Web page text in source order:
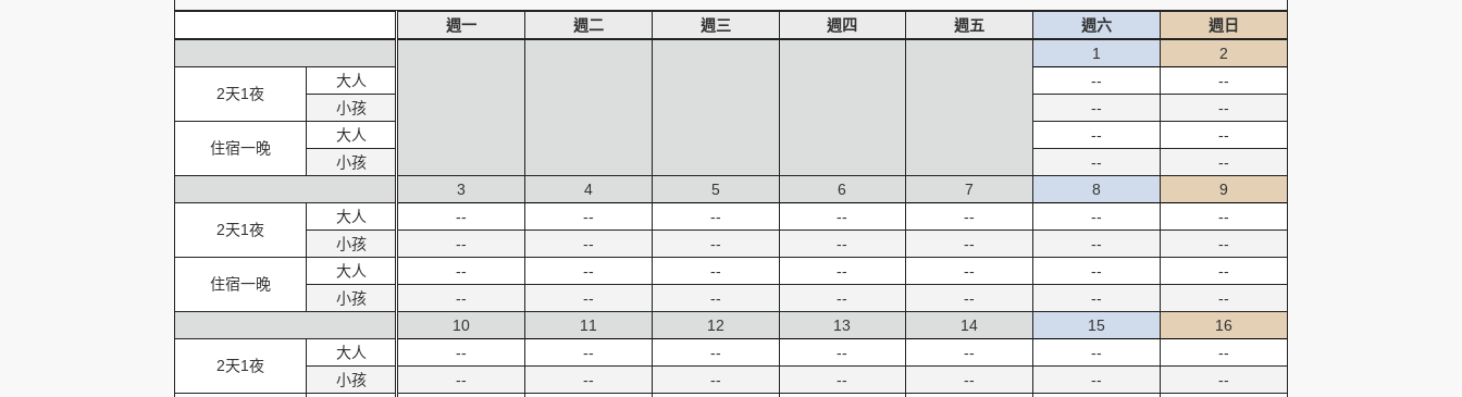
2天1夜
大人
小孩
住宿一晚
大人
小孩
2天1夜
大人
小孩
住宿一晚
大人
小孩
2天1夜
大人
小孩
週一 週二 週三 週四 週五 週六
週日
1
--
--
--
--
2
--
--
--
--
3
--
--
--
--
4
--
--
--
--
5
--
--
--
--
6
--
--
--
--
7
--
--
--
--
8
--
--
--
--
9
--
--
--
--
10
--
--
11
--
--
12
--
--
13
--
--
14
--
--
15
--
--
16
--
--